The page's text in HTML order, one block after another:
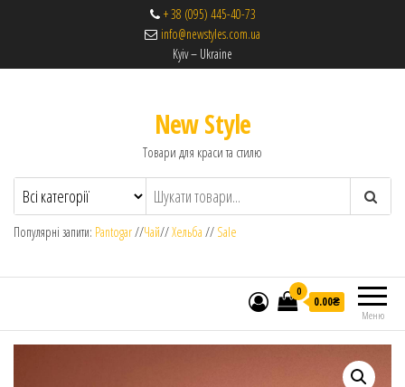
+ 38 (095) 445-40-73
info@newstyles.com.ua
Kyiv – Ukraine
New Style
Товари для краси та стилю
Популярні запити: Pantogar//Чай//Хельба // Sale
Меню
0
0.00₴